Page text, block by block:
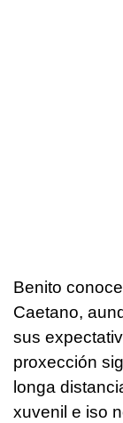
Benito
Caetano,
sus
proxección
longa
xuvenil e iso